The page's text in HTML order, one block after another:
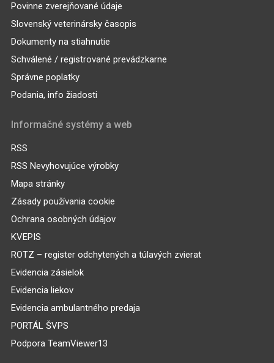
Povinne zverejňované údaje
Slovenský veterinársky časopis
Dokumenty na stiahnutie
Schválené / registrované prevádzkarne
Správne poplatky
Podania, info žiadosti
Informačné systémy a web
RSS
RSS Nevyhovujúce výrobky
Mapa stránky
Zásady používania cookie
Ochrana osobných údajov
KVEPIS
ROTZ – register odchytených a túlavých zvierat
Evidencia zásielok
Evidencia liekov
Evidencia ambulantného predaja
PORTÁL ŠVPS
Podpora TeamViewer13